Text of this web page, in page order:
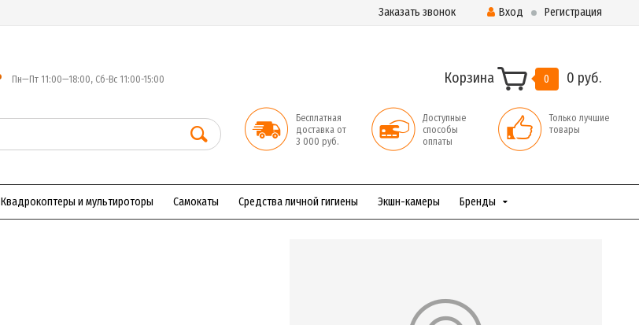
Заказать звонок Вход Регистрация
Пн—Пт 11:00—18:00, Сб-Вс 11:00-15:00 Корзина 0 0 руб.
Бесплатная
доставка от
3 000 руб.
Доступные
способы
оплаты
Только лучшие
товары
Квадрокоптеры и мультироторы Самокаты Средства личной гигиены Экшн-камеры Бренды